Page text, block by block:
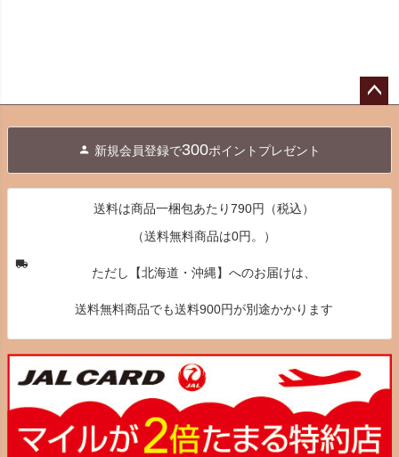
へ
新規会員登録で300ポイントプレゼント
送料は商品一梱包あたり790円（税込）
（送料無料商品は0円。）
ただし【北海道・沖縄】へのお届けは、
送料無料商品でも送料900円が別途かかります